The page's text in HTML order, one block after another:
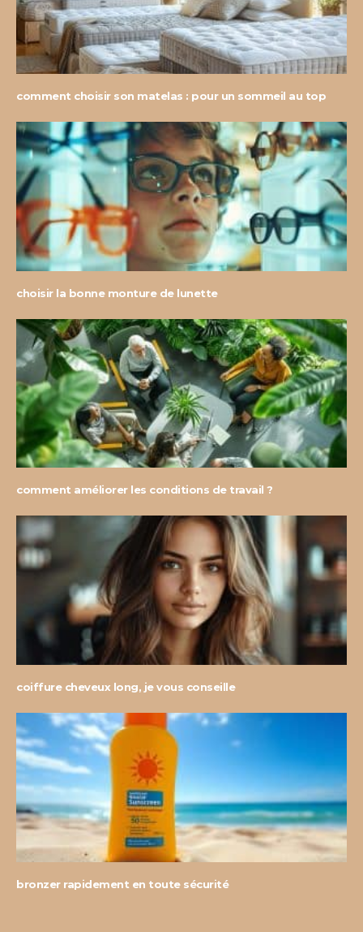
comment choisir son matelas : pour un sommeil au top
choisir la bonne monture de lunette
comment améliorer les conditions de travail ?
coiffure cheveux long, je vous conseille
bronzer rapidement en toute sécurité